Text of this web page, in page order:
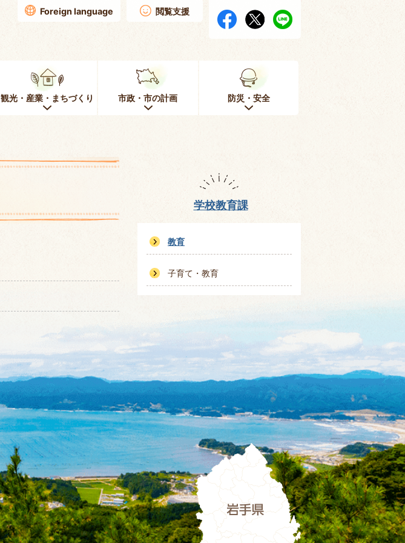
Foreign language 閲覧支援
観光・産業・まちづくり 市政・市の計画 防災・安全
学校教育課
教育
子育て・教育